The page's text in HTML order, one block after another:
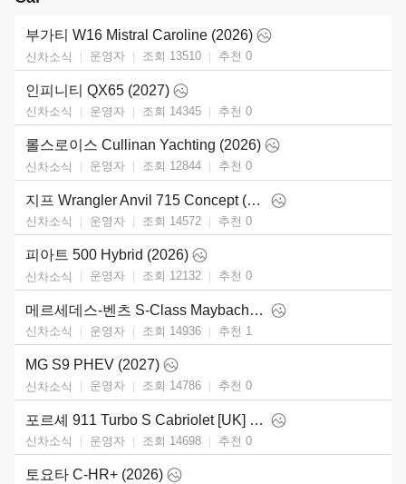
부가티 W16 Mistral Caroline (2026)
신차소식 운영자 조회 13510 추천 0
인피니티 QX65 (2027)
신차소식 운영자 조회 14345 추천 0
롤스로이스 Cullinan Yachting (2026)
신차소식 운영자 조회 12844 추천 0
지프 Wrangler Anvil 715 Concept (2026)
신차소식 운영자 조회 14572 추천 0
피아트 500 Hybrid (2026)
신차소식 운영자 조회 12132 추천 0
메르세데스-벤츠 S-Class Maybach (2027)
신차소식 운영자 조회 14936 추천 1
MG S9 PHEV (2027)
신차소식 운영자 조회 14786 추천 0
포르셰 911 Turbo S Cabriolet [UK] (2026)
신차소식 운영자 조회 14698 추천 0
토요타 C-HR+ (2026)